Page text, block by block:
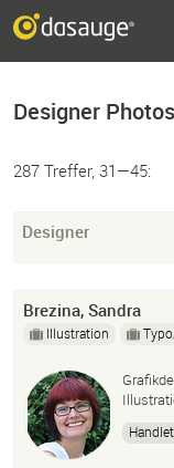
Designer
287 Treffer, 31—45:
Designer
Brezina, Sandra
Illustration